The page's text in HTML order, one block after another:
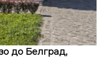
до Белград,